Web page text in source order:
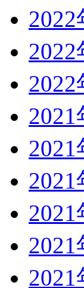
2022
2022
2022
2021
2021
2021
2021
2021
2021